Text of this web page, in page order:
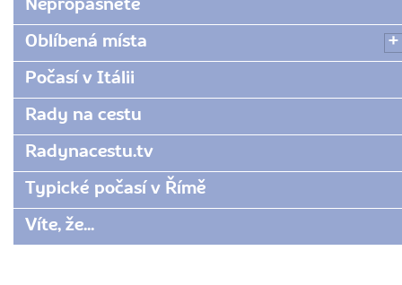
Nepropásněte
Oblíbená místa
Počasí v Itálii
Rady na cestu
Radynacestu.tv
Typické počasí v Římě
Víte, že...